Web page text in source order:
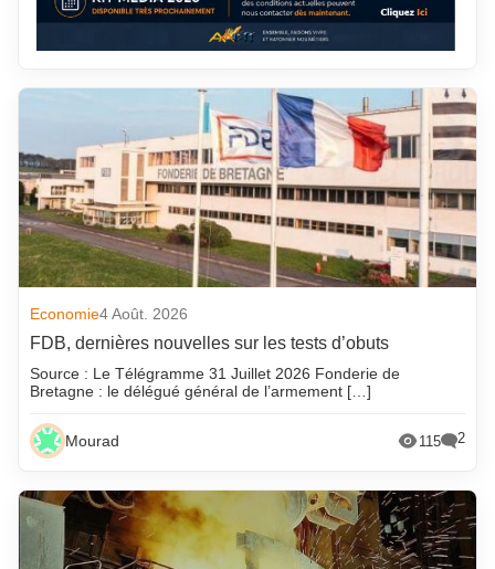
Economie4 Août. 2026
FDB, dernières nouvelles sur les tests d’obuts
Source : Le Télégramme 31 Juillet 2026 Fonderie de
Bretagne : le délégué général de l’armement […]
Mourad 115 2